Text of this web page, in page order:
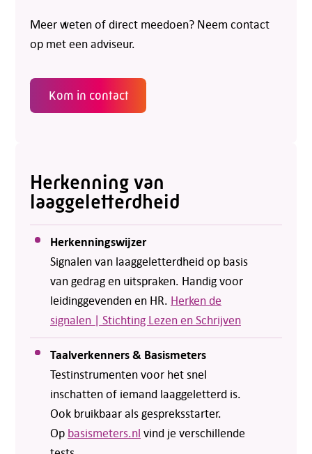
Meer weten of direct meedoen? Neem contact
op met een adviseur.
Kom in contact
Herkenning van
laaggeletterdheid
Herkenningswijzer
Signalen van laaggeletterdheid op basis
van gedrag en uitspraken. Handig voor
leidinggevenden en HR. Herken de
signalen | Stichting Lezen en Schrijven
Taalverkenners & Basismeters
Testinstrumenten voor het snel
inschatten of iemand laaggeletterd is.
Ook bruikbaar als gespreksstarter.
Op basismeters.nl vind je verschillende